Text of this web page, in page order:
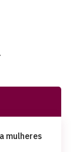
mulheres